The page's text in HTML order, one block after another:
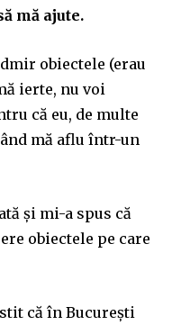
mă ajute.
obiectele (erau
ierte, nu voi
că eu, de multe
mă aflu într-un
și mi-a spus că
obiectele pe care
că în București